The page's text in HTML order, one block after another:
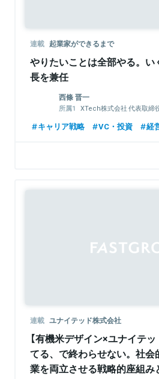
連載 起業家ができるまで
やりたいことは全部やる。い
長を兼任
西條 晋一
XTech株式会社 代表取締
エキサイトホールディング
キャリア戦略 VC・投資 経
連載 ユナイテッド株式会社
【有機米デザイン×ユナイテッ
てる、で終わらせない。社会
業を両立させる戦略的座組み